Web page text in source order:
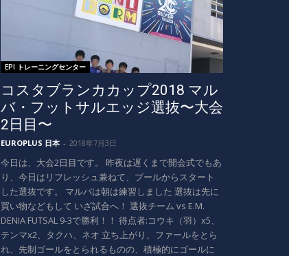
EPI トレーニングセンター
コスタブランカカップ2018 マル
バ・フットサルエッジ選抜〜大会
2日目〜
EUROPLUS 日本 - 2018年7月3日
今日は、大会2日目です。 昨夜は遅くまで開会式でもあ
り、今日はリフレッシュ兼ねて、プールからスタート
した選抜です。 マルバは朝は練習しました 選抜は先に
買い物などもして いざ試合へ！ 選抜チーム vs E.M.
DENIA FUTSAL 9-3で勝利！！ 得点者:コウキ（羽）x5、
テンマx2、タクハ、ネオ 立ち上がり、ファールをとら
れ、先制ゴールをとられるものの、積極的にゴールに